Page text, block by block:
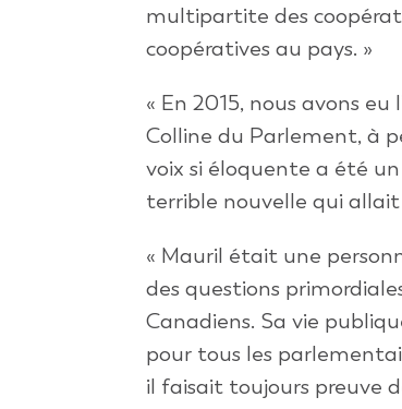
multipartite des
coopératives au pays. »
« En 2015, nous avons
Colline du Parlement, à
voix si éloquente a été
terrible nouvelle qui allait
« Mauril était une
des questions
Canadiens. Sa vie
pour tous les
il faisait toujours preuve